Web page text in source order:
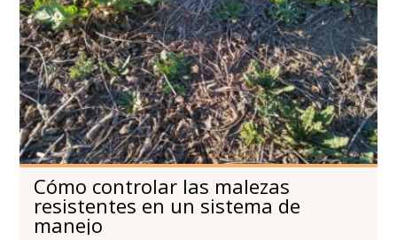
Cómo controlar las malezas
resistentes en un sistema de
manejo